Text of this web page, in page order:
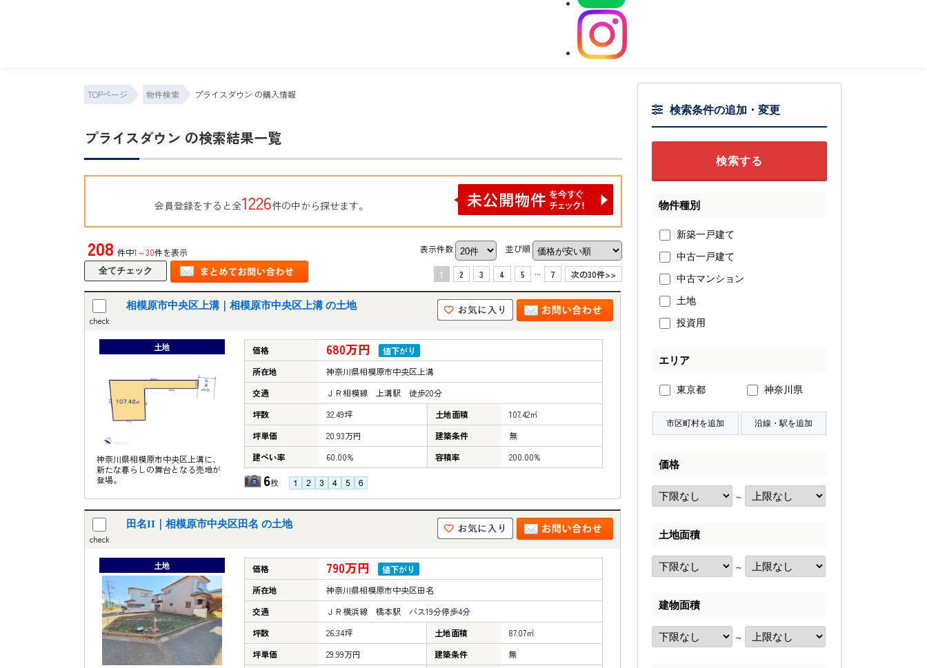
TOPページ 物件検索 プライスダウン の購入情報
プライスダウン の検索結果一覧
会員登録をすると全1226件の中から探せます。
208 件中1～30件を表示 表示件数 並び順
1 2 3 4 5 ... 7 次の30件>>
check
相模原市中央区上溝｜相模原市中央区上溝 の土地
土地
神奈川県相模原市中央区上溝に、
新たな暮らしの舞台となる売地が
登場。
価格 680万円
値下がり
所在地
神奈川県相模原市中央区上溝
交通
ＪＲ相模線 上溝駅 徒歩20分
坪数
32.49坪 土地面積
107.42㎡
坪単価
20.93万円 建築条件
無
建ぺい率
60.00% 容積率 200.00%
6枚
check
田名II｜相模原市中央区田名 の土地
土地 価格 790万円
値下がり
所在地
神奈川県相模原市中央区田名
交通
ＪＲ横浜線 橋本駅 バス19分停歩4分
坪数
26.34坪 土地面積
87.07㎡
坪単価
29.99万円 建築条件
無
検索条件の追加・変更
物件種別
新築一戸建て
中古一戸建て
中古マンション
土地
投資用
エリア
東京都 神奈川県
価格
～
土地面積
～
建物面積
～